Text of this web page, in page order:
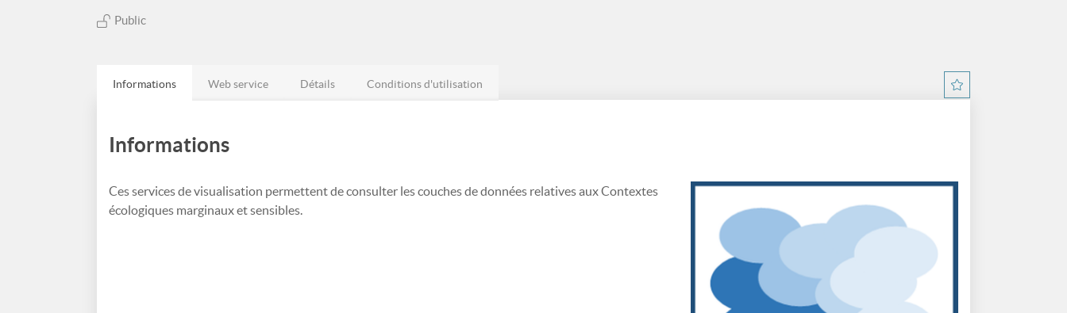
Public
Informations Web service Détails Conditions d'utilisation
Informations
Ces services de visualisation permettent de consulter les couches de données relatives aux Contextes
écologiques marginaux et sensibles.